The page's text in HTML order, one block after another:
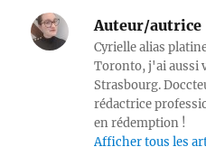
Auteur/autrice
Cyrielle alias
Toronto, j'ai aussi
Strasbourg.
rédactrice
en rédemption !
Afficher tous les